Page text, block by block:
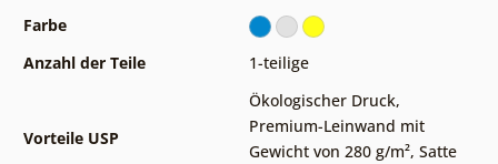
Farbe
Anzahl der Teile
1-teilige
Vorteile USP
Ökologischer Druck,
Premium-Leinwand mit
Gewicht von 280 g/m², Satte